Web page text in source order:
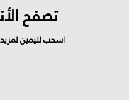
تصفح
اسحب لليمين